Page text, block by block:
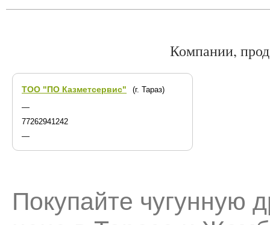
Компании,
ТОО "ПО Казметсервис"
(г. Тараз)
—
77262941242
—
Покупайте чугунную